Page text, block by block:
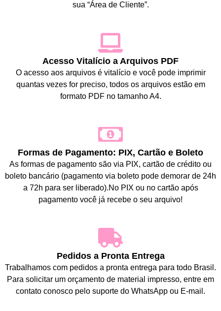
sua “Área de Cliente”.
Acesso Vitalício a Arquivos PDF
O acesso aos arquivos é vitalício e você pode imprimir
quantas vezes for preciso, todos os arquivos estão em
formato PDF no tamanho A4.
Formas de Pagamento: PIX, Cartão e Boleto
As formas de pagamento são via PIX, cartão de crédito ou
boleto bancário (pagamento via boleto pode demorar de 24h
a 72h para ser liberado).No PIX ou no cartão após
pagamento você já recebe o seu arquivo!
Pedidos a Pronta Entrega
Trabalhamos com pedidos a pronta entrega para todo Brasil.
Para solicitar um orçamento de material impresso, entre em
contato conosco pelo suporte do WhatsApp ou E-mail.